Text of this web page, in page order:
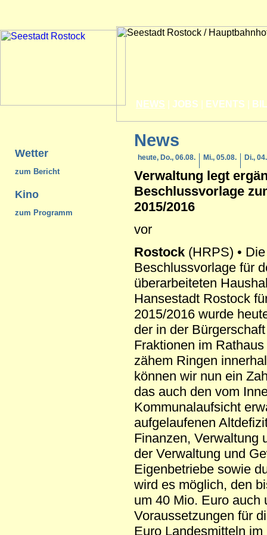
NEWS JOBS EVENTS
Wetter
zum Bericht
Kino
zum Programm
News
heute, Do., 06.08. Mi., 05.08. Di.,
Verwaltung legt
Beschlussvorlage
2015/2016
vor
Rostock (HRPS) •
Beschlussvorlage für
überarbeiteten
Hansestadt Rostock
2015/2016 wurde
der in der
Fraktionen im
zähem Ringen
können wir nun ein
das auch den vom
Kommunalaufsicht
aufgelaufenen
Finanzen, Verwaltung
der Verwaltung und
Eigenbetriebe sowie
wird es möglich, den
um 40 Mio. Euro auch
Voraussetzungen für
Euro Landesmitteln